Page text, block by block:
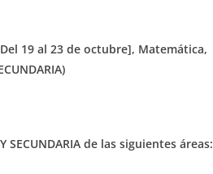
[Del 19 al 23 de octubre], Matemática,
SECUNDARIA de las siguientes áreas: